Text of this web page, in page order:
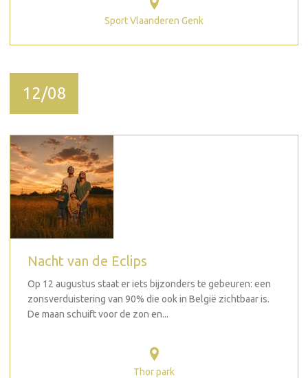
Sport Vlaanderen Genk
12/08
Nacht van de Eclips
Op 12 augustus staat er iets bijzonders te gebeuren: een
zonsverduistering van 90% die ook in België zichtbaar is.
De maan schuift voor de zon en...
Thor park